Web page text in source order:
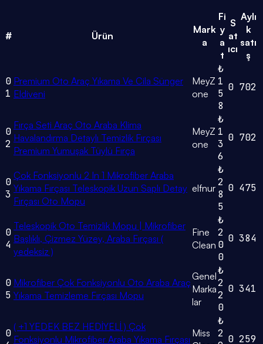
# Ürün
Mark
a
Fi
y
a
t
S
at
ıcı
Aylı
k
satı
ş
0
1
Premium Oto Araç Yıkama Ve Cila Sünger
Eldiveni
MeyZ
one
₺
1
5
8
0 702
0
2
Fırça Seti Araç Oto Araba Klima
Havalandırma Detaylı Temizlik Fırçası
Premium Yumuşak Tüylü Fırça
MeyZ
one
₺
1
3
6
0 702
0
3
Çok Fonksiyonlu 2 In 1 Mikrofiber Araba
Yıkama Fırçası Teleskopik Uzun Saplı Detay
Fırçası Oto Mopu
elfnur
₺
2
8
5
0 475
0
4
Teleskopik Oto Temizlik Mopu | Mikrofiber
Başlıklı, Çizmez Yüzey, Araba Fırçası (
yedeksiz )
Fine
Clean
₺
2
0
0
0 384
0
5
Mikrofiber Çok Fonksiyonlu Oto Araba Araç
Yıkama Temizleme Fırçası Mopu
Genel
Marka
lar
₺
2
2
0
0 341
0
( +1 YEDEK BEZ HEDİYELİ ) Çok
Fonksiyonlu Mikrofiber Araba Yıkama Fırçası
Miss
₺
2 0 259